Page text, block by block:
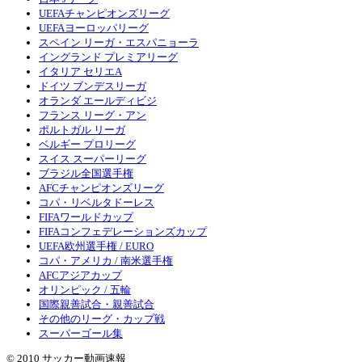
UEFAチャンピオンズリーグ
UEFAヨーロッパリーグ
スペイン リーガ・エスパニョーラ
イングランド プレミアリーグ
イタリア セリエA
ドイツ ブンデスリーガ
オランダ エールディビジ
フランス リーグ・アン
ポルトガル リーガ
ベルギー プロリーグ
スイス スーパーリーグ
ブラジル全国選手権
AFCチャンピオンズリーグ
コパ・リベルタドーレス
FIFAワールドカップ
FIFAコンフェデレーションズカップ
UEFA欧州選手権 / EURO
コパ・アメリカ / 南米選手権
AFCアジアカップ
オリンピック / 五輪
国際親善試合・親善試合
その他のリーグ・カップ戦
スーパーゴール集
© 2010 サッカー動画速報